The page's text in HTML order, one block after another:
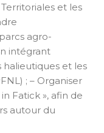
et les
agro-
intégrant
halieutiques et les
; – Organiser
Fatick », afin de
autour du